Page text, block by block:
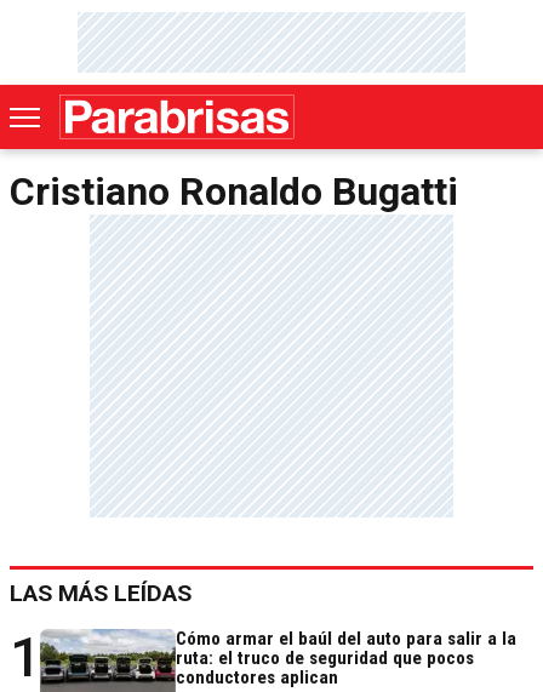
Cristiano Ronaldo Bugatti
LAS MÁS LEÍDAS
1
Cómo armar el baúl del auto para salir a la
ruta: el truco de seguridad que pocos
conductores aplican